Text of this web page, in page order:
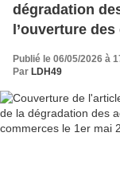
dégradation
l’ouverture
Publié le 06/05/2026 à
Par LDH49